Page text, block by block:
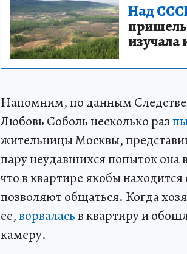
Над
изучала
Напомним, по данным
Любовь Соболь несколько раз
жительницы Москвы,
пару неудавшихся попыток она
что в квартире якобы
позволяют общаться. Когда
ее,ворваласьв квартиру и
камеру.